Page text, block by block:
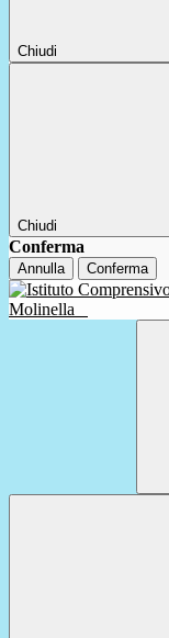
Chiudi
Chiudi
Conferma
Annulla Conferma
Molinella